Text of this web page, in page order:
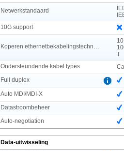
Netwerkstandaard
10G support
T
Ondersteundende kabel types
Full duplex
Auto MDI/MDI-X
Datastroombeheer
Auto-negotiation
Data-uitwisseling